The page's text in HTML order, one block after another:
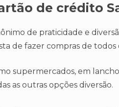
de crédito
de praticidade e
de fazer compras de todos
supermercados, em
as outras opções diversão.